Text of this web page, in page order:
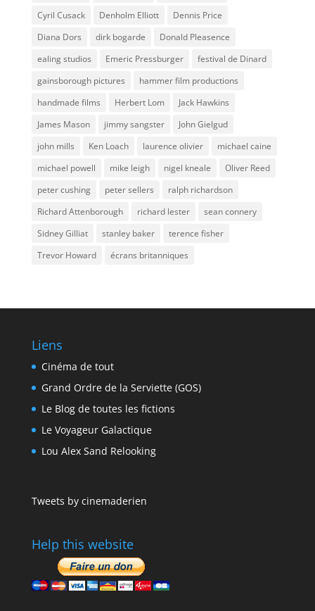
Cyril Cusack
Denholm Elliott
Dennis Price
Diana Dors
dirk bogarde
Donald Pleasence
ealing studios
Emeric Pressburger
festival de Dinard
gainsborough pictures
hammer film productions
handmade films
Herbert Lom
Jack Hawkins
James Mason
jimmy sangster
John Gielgud
john mills
Ken Loach laurence olivier
michael caine
michael powell
mike leigh nigel kneale
Oliver Reed
peter cushing
peter sellers
ralph richardson
Richard Attenborough
richard lester
sean connery
Sidney Gilliat
stanley baker
terence fisher
Trevor Howard
écrans britanniques
Liens
Cinéma de tout
Grand Ordre de la Serviette (GOS)
Le Blog de toutes les fictions
Le Voyageur Galactique
Lou Alex Sand Relooking
Tweets by cinemaderien
Help this website